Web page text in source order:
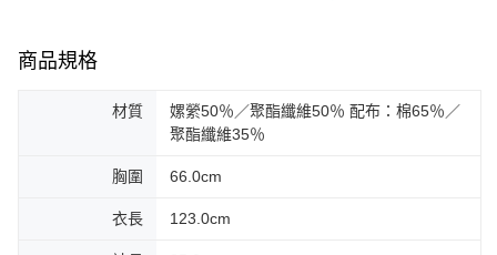
商品規格
材質
嫘縈50％／聚酯纖維50％ 配布：棉65％／
聚酯纖維35％
胸圍 66.0cm
衣長 123.0cm